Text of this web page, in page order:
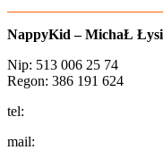
NappyKid – MichaŁ
Nip: 513 006 25 74
Regon: 386 191 624
tel:
mail: